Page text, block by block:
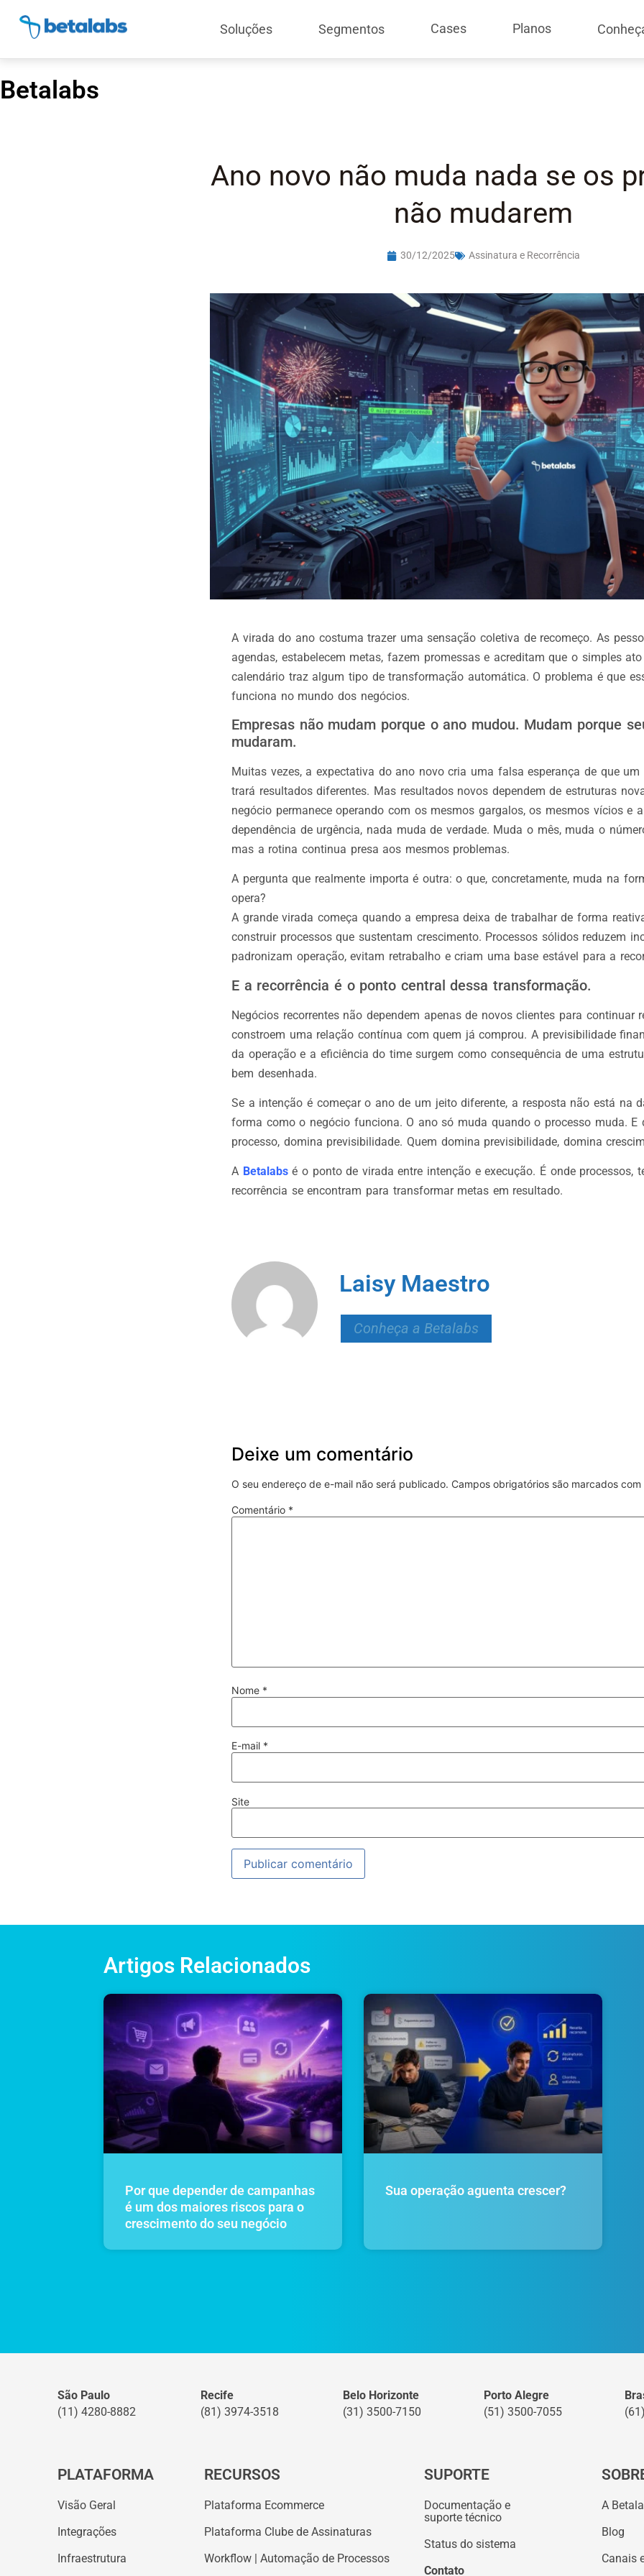
Soluções Segmentos Cases Planos
Betalabs
Ano novo não muda nada se os
não mudarem
30/12/2025 Assinatura e Recorrência
A virada do ano costuma trazer uma sensação coletiva de recomeço. As
agendas, estabelecem metas, fazem promessas e acreditam que o simples
calendário traz algum tipo de transformação automática. O problema é que
funciona no mundo dos negócios.
Empresas não mudam porque o ano mudou. Mudam porque
mudaram.
Muitas vezes, a expectativa do ano novo cria uma falsa esperança de que um
trará resultados diferentes. Mas resultados novos dependem de estruturas
negócio permanece operando com os mesmos gargalos, os mesmos vícios e
dependência de urgência, nada muda de verdade. Muda o mês, muda o
mas a rotina continua presa aos mesmos problemas.
A pergunta que realmente importa é outra: o que, concretamente, muda na
opera?
A grande virada começa quando a empresa deixa de trabalhar de forma
construir processos que sustentam crescimento. Processos sólidos reduzem
padronizam operação, evitam retrabalho e criam uma base estável para a
E a recorrência é o ponto central dessa transformação.
Negócios recorrentes não dependem apenas de novos clientes para continuar
constroem uma relação contínua com quem já comprou. A previsibilidade
da operação e a eficiência do time surgem como consequência de uma
bem desenhada.
Se a intenção é começar o ano de um jeito diferente, a resposta não está na
forma como o negócio funciona. O ano só muda quando o processo muda. E
processo, domina previsibilidade. Quem domina previsibilidade, domina
A Betalabsé o ponto de virada entre intenção e execução. É onde processos,
recorrência se encontram para transformar metas em resultado.
Laisy Maestro
Conheça a Betalabs
Deixe um comentário
O seu endereço de e-mail não será publicado. Campos obrigatórios são marcados com
Comentário *
Nome *
E-mail *
Site
Artigos Relacionados
Por que depender de campanhas
é um dos maiores riscos para o
crescimento do seu negócio
Sua operação aguenta crescer?
São Paulo
(11) 4280-8882
Recife
(81) 3974-3518
Belo Horizonte
(31) 3500-7150
Porto Alegre
(51) 3500-7055
PLATAFORMA
Visão Geral
Integrações
Infraestrutura
RECURSOS
Plataforma Ecommerce
Plataforma Clube de Assinaturas
Workflow | Automação de Processos
SUPORTE
Documentação e
suporte técnico
Status do sistema
Contato
A
Blog
Canais